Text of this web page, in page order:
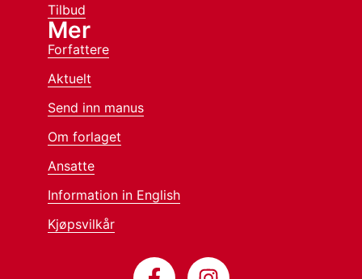
Tilbud
Mer
Forfattere
Aktuelt
Send inn manus
Om forlaget
Ansatte
Information in English
Kjøpsvilkår